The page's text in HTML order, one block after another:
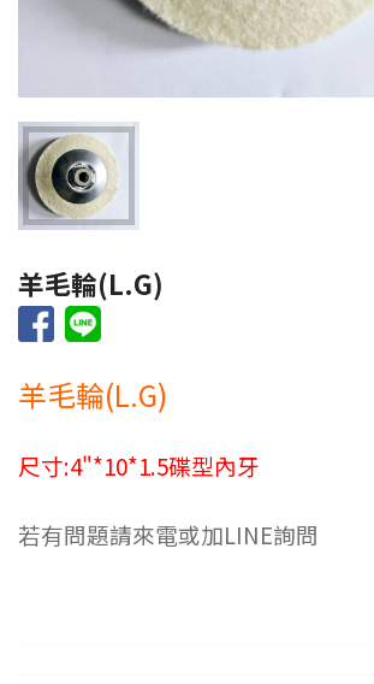
羊毛輪(L.G)
羊毛輪(L.G)
尺寸:4"*10*1.5碟型內牙
若有問題請來電或加LINE詢問